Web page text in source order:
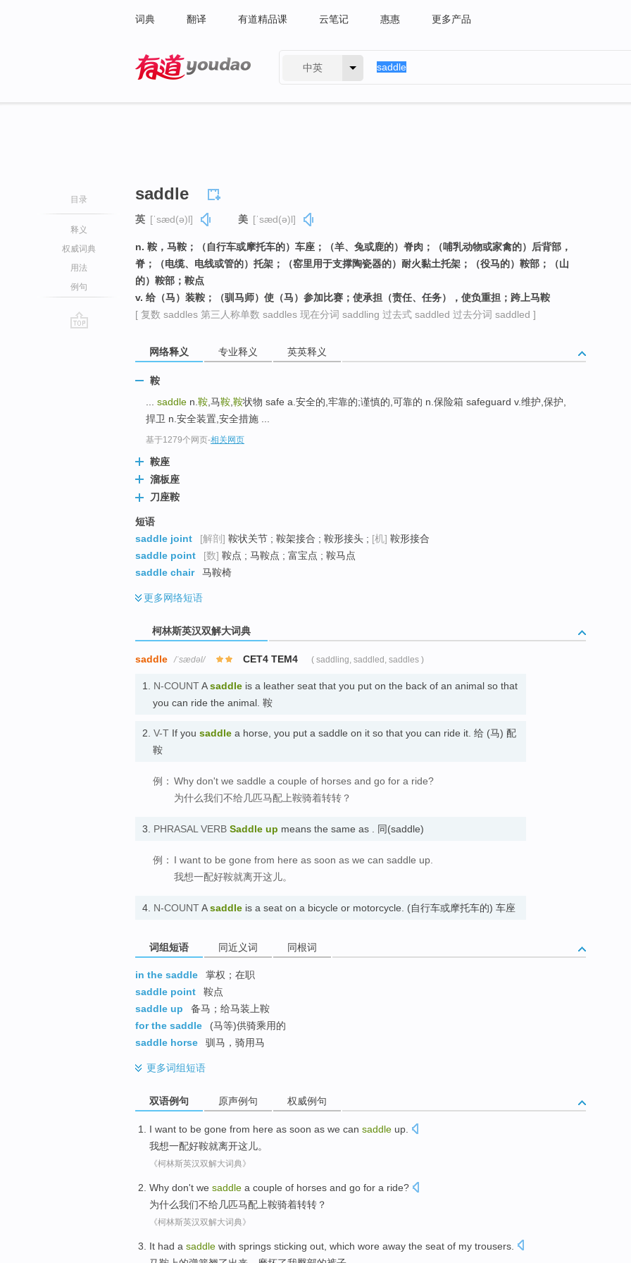
词典 翻译 有道精品课 云笔记 惠惠 更多产品
中英
目录
释义
权威词典
用法
例句
saddle
英 [ˈsæd(ə)l] 美 [ˈsæd(ə)l]
n. 鞍，马鞍；（自行车或摩托车的）车座；（羊、兔或鹿的）脊肉；（哺乳动物或家禽的）后背部，
脊；（电缆、电线或管的）托架；（窑里用于支撑陶瓷器的）耐火黏土托架；（役马的）鞍部；（山
的）鞍部；鞍点
v. 给（马）装鞍；（驯马师）使（马）参加比赛；使承担（责任、任务），使负重担；跨上马鞍
[ 复数 saddles 第三人称单数 saddles 现在分词 saddling 过去式 saddled 过去分词 saddled ]
网络释义 专业释义 英英释义
鞍
saddle n. 鞍 ,马鞍 鞍状物 safe a.安全的,牢靠的;谨慎的,可靠的 n.保险箱 safeguard v.维护,保护,
捍卫 n.安全装置,安全措施 ...
基于1279个网页-相关网页
鞍座
溜板座
刀座鞍
短语
saddle joint
[解剖] 鞍状关节 ; 鞍架接合 ; 鞍形接头 ; [机] 鞍形接合
saddle point
[数] 鞍点 ; 马鞍点 ; 富宝点 ; 鞍马点
saddle chair
马鞍椅
更多网络短语
柯林斯英汉双解大词典
saddle /ˈsædəl/ CET4 TEM4 ( saddling, saddled, saddles )
1. N-COUNTAsaddle is a leather seat that you put on the back of an animal so that
you can ride the animal. 鞍
2. V-T If you saddle a horse, you put a saddle on it so that you can ride it. 给 (马) 配
鞍
例： Why don't we saddle a couple of horses and go for a ride?
为什么我们不给几匹马配上鞍骑着转转？
3. PHRASAL VERB Saddle up means the same as . 同(saddle)
例： I want to be gone from here as soon as we can saddle up.
我想一配好鞍就离开这儿。
4. N-COUNTAsaddle is a seat on a bicycle or motorcycle. (自行车或摩托车的) 车座
词组短语 同近义词 同根词
in the saddle
掌权；在职
saddle point
鞍点
saddle up
备马；给马装上鞍
for the saddle
(马等)供骑乘用的
saddle horse
驯马，骑用马
更多词组短语
双语例句 原声例句 权威例句
I want to be gone from here as soon as we can saddle up.
我想一配好鞍就离开这儿。
《柯林斯英汉双解大词典》
Why don't we saddle a couple of horses and go for a ride?
为什么我们不给几匹马配上鞍骑着转转？
《柯林斯英汉双解大词典》
It had a saddle with springs sticking out which wore away the seat of my trousers